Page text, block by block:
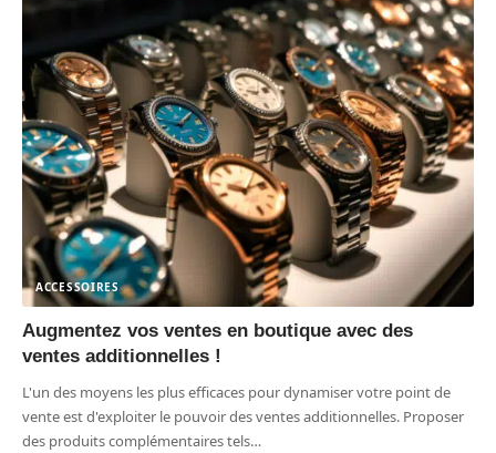
ACCESSOIRES
Augmentez vos ventes en boutique avec des
ventes additionnelles !
L'un des moyens les plus efficaces pour dynamiser votre point de
vente est d'exploiter le pouvoir des ventes additionnelles. Proposer
des produits complémentaires tels…